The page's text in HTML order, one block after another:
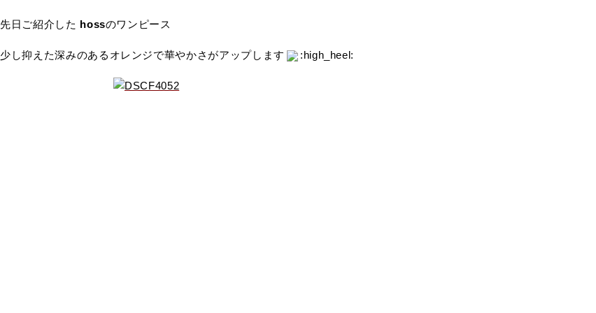
先日ご紹介した hossのワンピース
少し抑えた深みのあるオレンジで華やかさがアップします :high_heel: